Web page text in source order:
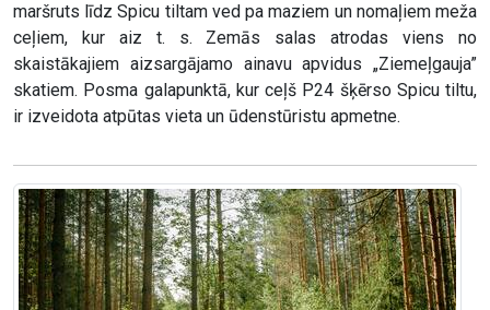
maršruts līdz Spicu tiltam ved pa maziem un nomaļiem meža
ceļiem, kur aiz t. s. Zemās salas atrodas viens no
skaistākajiem aizsargājamo ainavu apvidus „Ziemeļgauja”
skatiem. Posma galapunktā, kur ceļš P24 šķērso Spicu tiltu,
ir izveidota atpūtas vieta un ūdenstūristu apmetne.